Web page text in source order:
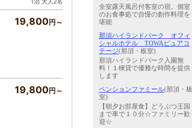
19,800円～
19,800円～
全室露天風呂付客室の宿。個室
のお食事処で自慢の創作料理を
堪能
那須ハイランドパーク オフィ
シャルホテル TOWAピュアコ
テージ(那須・板室)
那須ハイランドパーク入園無
料！１棟貸で優雅な時間を提供
します
ペンションファミール(那須・板
室)
【朝夕お部屋食】どうぶつ王国
まで車で１０分☆ファミリー歓
迎☆